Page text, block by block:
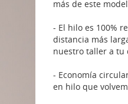
más de este
- El hilo es 100%
distancia más
nuestro taller a tu
- Economía
en hilo que